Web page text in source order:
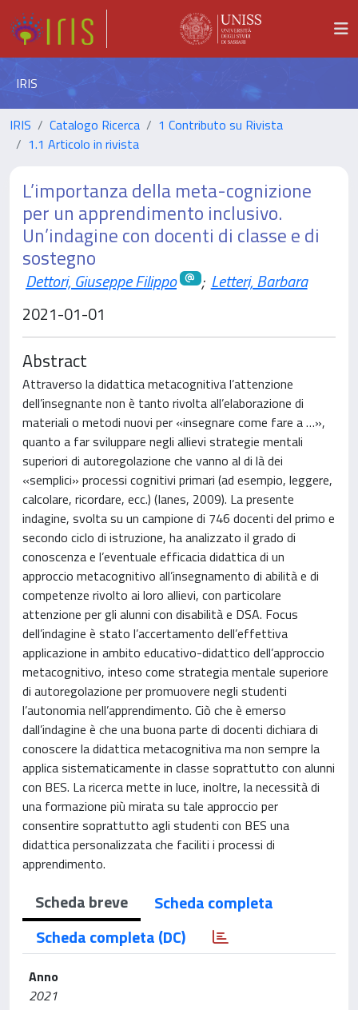
IRIS
IRIS Catalogo Ricerca
1 Contributo su Rivista
1.1 Articolo in rivista
L’importanza della meta-cognizione
per un apprendimento inclusivo.
Un’indagine con docenti di classe e di
sostegno
Dettori, Giuseppe Filippo ; Letteri, Barbara
2021-01-01
Abstract
Attraverso la didattica metacognitiva l’attenzione
dell’insegnante non è tanto rivolta all’elaborazione di
materiali o metodi nuovi per «insegnare come fare a …»,
quanto a far sviluppare negli allievi strategie mentali
superiori di autoregolazione che vanno al di là dei
«semplici» processi cognitivi primari (ad esempio, leggere,
calcolare, ricordare, ecc.) (Ianes, 2009). La presente
indagine, svolta su un campione di 746 docenti del primo e
secondo ciclo di istruzione, ha analizzato il grado di
conoscenza e l’eventuale efficacia didattica di un
approccio metacognitivo all’insegnamento di abilità e di
competenze rivolto ai loro allievi, con particolare
attenzione per gli alunni con disabilità e DSA. Focus
dell’indagine è stato l’accertamento dell’effettiva
applicazione in ambito educativo-didattico dell’approccio
metacognitivo, inteso come strategia mentale superiore
di autoregolazione per promuovere negli studenti
l’autonomia nell’apprendimento. Ciò che è emerso
dall’indagine è che una buona parte di docenti dichiara di
conoscere la didattica metacognitiva ma non sempre la
applica sistematicamente in classe soprattutto con alunni
con BES. La ricerca mette in luce, inoltre, la necessità di
una formazione più mirata su tale approccio per
consentire soprattutto agli studenti con BES una
didattica personalizzata che faciliti i processi di
apprendimento.
Scheda breve
Scheda completa
Scheda completa (DC)
Anno
2021